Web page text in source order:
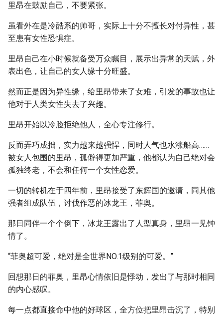
里昂在鼓励自己，不要紧张。
虽看外在是冷酷系的帅哥，实际上十分不擅长对付异性，甚
至患有女性恐惧症。
里昂自己在小时候就备受万众瞩目，展示出异常的天赋，外
表出色，让自己的女人缘十分旺盛。
然而正是因为异性缘，给里昂带来了女难，引发的事故也让
他对于人类女性失去了兴趣。
里昂开始以冷脸拒绝他人，全心专注修行。
反而弄巧成拙，实力越来越强悍，同时人气也水涨船高……
被女人包围的里昂，孤僻得更加严重，他都认为自己绝对会
孤独终老，不会和任何一个女性恋爱。
一切的转机在于四年前，里昂接受了东辉国的邀请，同其他
强者组成队伍，讨伐作恶的冰龙王，菲奥。
那日同伴一个个倒下，冰龙王露出了人型真身，里昂一见钟
情了。
“菲奥超可爱，绝对是全世界NO.1级别的可爱。”
回想那日的菲奥，里昂心情依旧是悸动，发出了与那时相同
的内心感叹。
每一点都直接命中他的好球区，全方位把里昂击沉了，特别